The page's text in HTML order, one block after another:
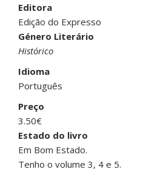
Editora
Edição do Expresso
Género Literário
Histórico
Idioma
Português
Preço
3.50€
Estado do livro
Em Bom Estado.
Tenho o volume 3, 4 e 5.